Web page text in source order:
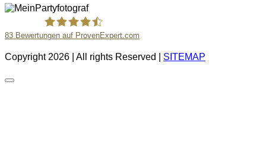
MeinPartyfotograf
83 Bewertungen auf ProvenExpert.com
Copyright 2026 | All rights Reserved | SITEMAP